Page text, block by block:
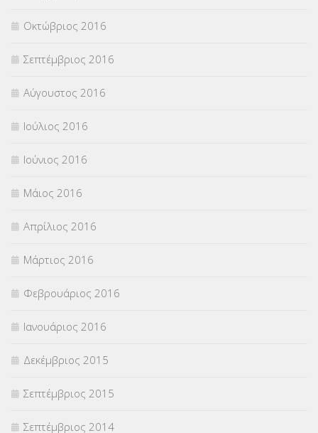
Οκτώβριος 2016
Σεπτέμβριος 2016
Αύγουστος 2016
Ιούλιος 2016
Ιούνιος 2016
Μάιος 2016
Απρίλιος 2016
Μάρτιος 2016
Φεβρουάριος 2016
Ιανουάριος 2016
Δεκέμβριος 2015
Σεπτέμβριος 2015
Σεπτέμβριος 2014